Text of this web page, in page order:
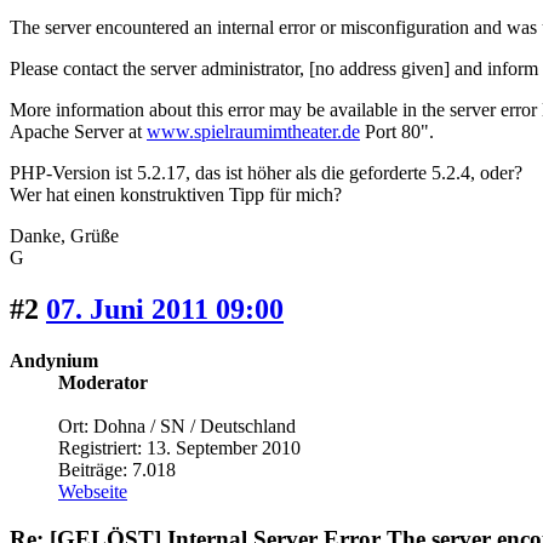
The server encountered an internal error or misconfiguration and
Please contact the server administrator, [no address given] and
More information about this error may be available in the server error
Apache Server at www.spielraumimtheater.de Port 80".
PHP-Version ist 5.2.17, das ist höher als die geforderte 5.2.4, oder?
Wer hat einen konstruktiven Tipp für mich?
Danke, Grüße
G
#2 07. Juni 2011 09:00
Andynium
Moderator
Ort: Dohna / SN / Deutschland
Registriert: 13. September 2010
Beiträge: 7.018
Webseite